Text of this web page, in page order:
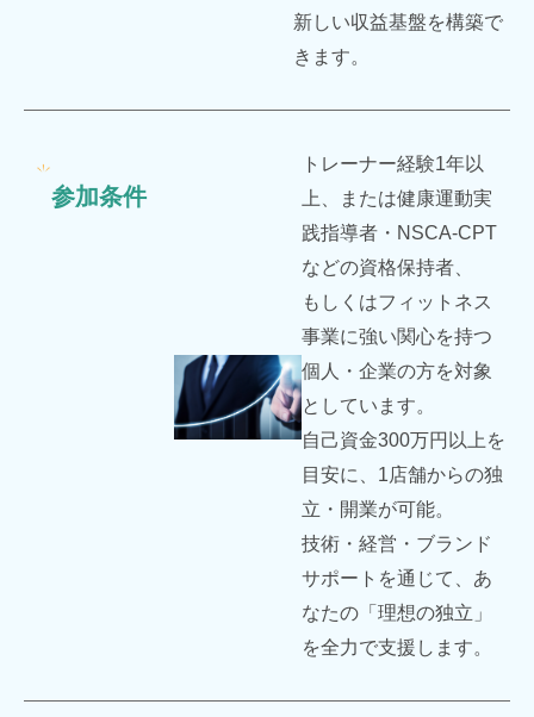
新しい収益基盤を構築で
きます。
参加条件
トレーナー経験1年以
上、または健康運動実
践指導者・NSCA-CPT
などの資格保持者、
もしくはフィットネス
事業に強い関心を持つ
個人・企業の方を対象
としています。
自己資金300万円以上を
目安に、1店舗からの独
立・開業が可能。
技術・経営・ブランド
サポートを通じて、あ
なたの「理想の独立」
を全力で支援します。